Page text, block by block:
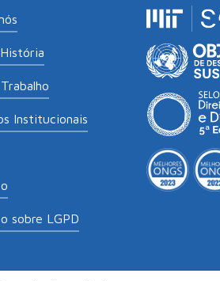
Institucionais
sobre LGPD